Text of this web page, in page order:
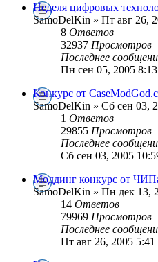
Неделя цифровых
SamoDelKin » Пт авг 26,
8 Ответов
32937 Просмотров
Последнее
Пн сен 05, 2005
Конкурс от
SamoDelKin » Сб сен 03,
1 Ответов
29855 Просмотров
Последнее
Сб сен 03, 2005
Моддинг конкурс от
SamoDelKin » Пн дек 13,
14 Ответов
79969 Просмотров
Последнее
Пт авг 26, 2005 5:41